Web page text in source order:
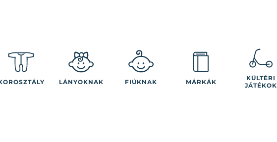
LÁNYOKNAK FIÚKNAK MÁRKÁK
KÜLTÉRI
JÁTÉKOK